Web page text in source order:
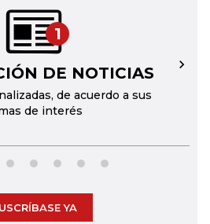
1
DE NOTICIAS
de acuerdo a sus
de interés
→
YA